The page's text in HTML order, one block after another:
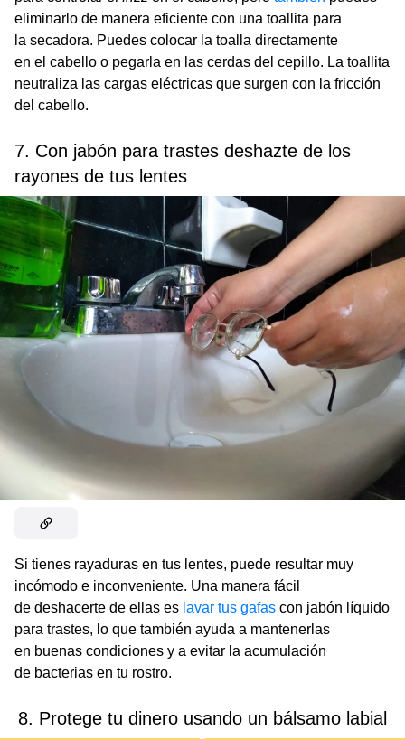
eliminarlo de manera eficiente con una toallita para
la secadora. Puedes colocar la toalla directamente
en el cabello o pegarla en las cerdas del cepillo. La toallita
neutraliza las cargas eléctricas que surgen con la fricción
del cabello.
7. Con jabón para trastes deshazte de los
rayones de tus lentes
Si tienes rayaduras en tus lentes, puede resultar muy
incómodo e inconveniente. Una manera fácil
de deshacerte de ellas es lavar tus gafas con jabón líquido
para trastes, lo que también ayuda a mantenerlas
en buenas condiciones y a evitar la acumulación
de bacterias en tu rostro.
8. Protege tu dinero usando un bálsamo labial